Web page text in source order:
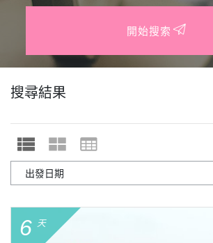
開始搜索
搜尋結果
6 天